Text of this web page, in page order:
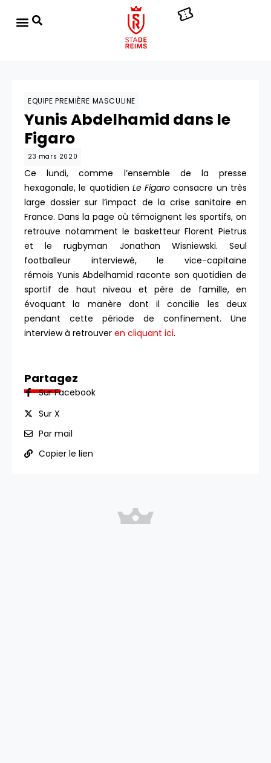
EQUIPE PREMIÈRE MASCULINE
Yunis Abdelhamid dans le
Figaro
23 mars 2020
Ce lundi, comme l’ensemble de la presse
hexagonale, le quotidien Le Figaroconsacre un très
large dossier sur l’impact de la crise sanitaire en
France. Dans la page où témoignent les sportifs, on
retrouve notamment le basketteur Florent Pietrus
et le rugbyman Jonathan Wisniewski. Seul
footballeur interviewé, le vice-capitaine
rémois Yunis Abdelhamid raconte son quotidien de
sportif de haut niveau et père de famille, en
évoquant la manère dont il concilie les deux
pendant cette période de confinement. Une
interview à retrouver en cliquant ici.
Partagez
Sur Facebook
Sur X
Par mail
Copier le lien